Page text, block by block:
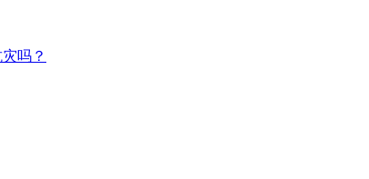
吗？